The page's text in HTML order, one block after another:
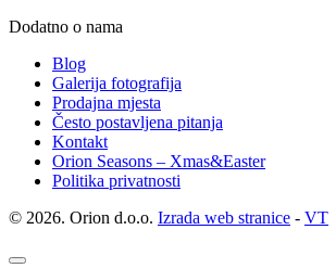
Dodatno o nama
Blog
Galerija fotografija
Prodajna mjesta
Često postavljena pitanja
Kontakt
Orion Seasons – Xmas&Easter
Politika privatnosti
© 2026. Orion d.o.o. Izrada web stranice - VT